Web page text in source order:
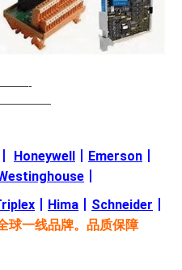
Honeywell Emerson
Hima Schneider
球一线品牌。品质保障